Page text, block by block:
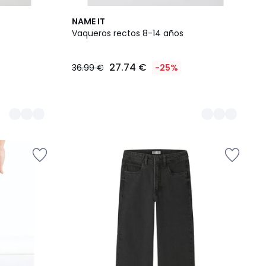
NAME IT
Vaqueros rectos 8-14 años
36.99 € 27.74 € -25%
2
Colores